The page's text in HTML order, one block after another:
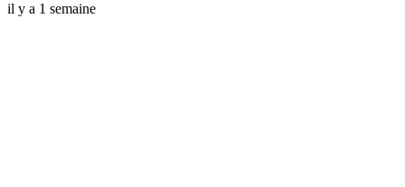
il y a 1 semaine